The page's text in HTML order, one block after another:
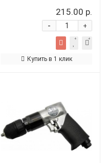
215.00 р.
+
-
Купить в 1 клик